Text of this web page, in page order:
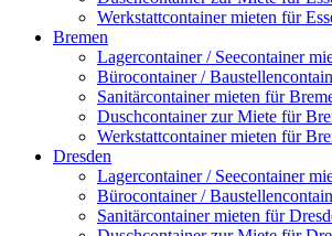
Werkstattcontainer mieten für
Bremen
Lagercontainer / Seecontainer
Bürocontainer /
Sanitärcontainer mieten für
Duschcontainer zur Miete für
Werkstattcontainer mieten für
Dresden
Lagercontainer / Seecontainer
Bürocontainer /
Sanitärcontainer mieten für